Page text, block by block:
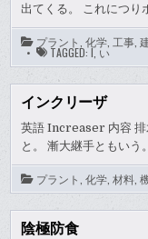
出てくる。 これにつり
プラント ,化学 工事 ,
TAGGED:I, い
インクリーザ
英語 Increaser 内容 排
と。 漸大継手ともい
プラント ,化学 ,材料 ,
陰極防食